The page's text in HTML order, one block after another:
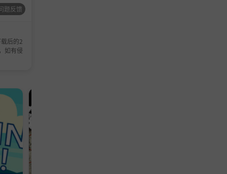
题反馈
后的2
如有侵